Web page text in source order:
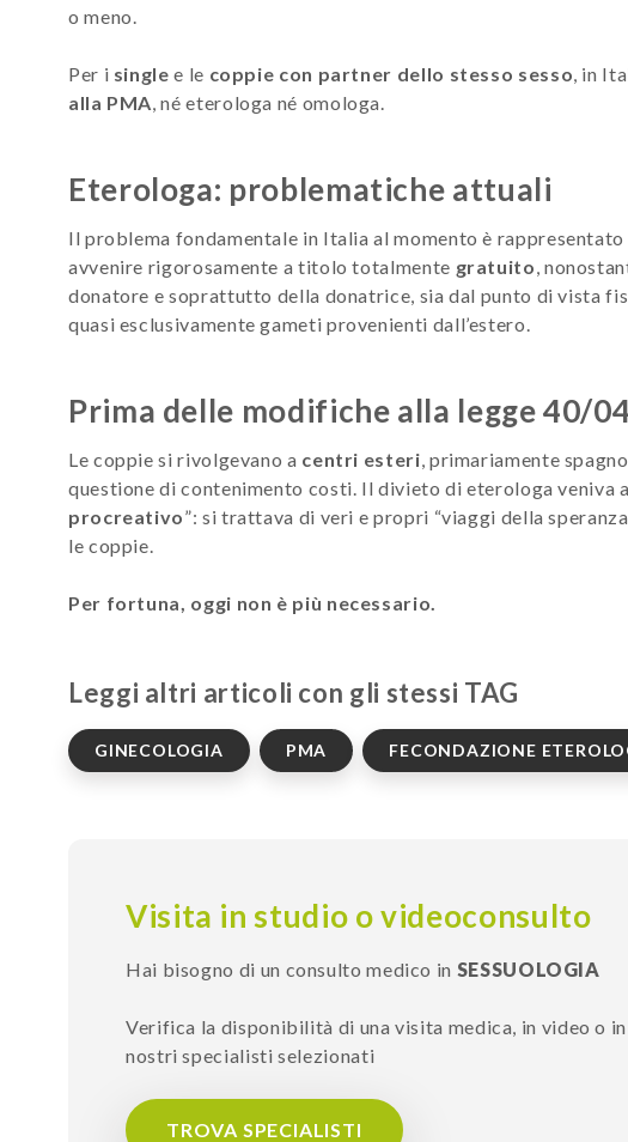
o meno.
Per i single e le coppie con partner dello stesso sesso, in
alla PMA, né eterologa né omologa.
Eterologa: problematiche attuali
Il problema fondamentale in Italia al momento è rappresentato
avvenire rigorosamente a titolo totalmente gratuito,
donatore e soprattutto della donatrice, sia dal punto di vista
quasi esclusivamente gameti provenienti dall’estero.
Prima delle modifiche alla legge 40/
Le coppie si rivolgevano a centri esteri, primariamente
questione di contenimento costi. Il divieto di eterologa
procreativo”: si trattava di veri e propri “viaggi della
le coppie.
Per fortuna, oggi non è più necessario.
Leggi altri articoli con gli stessi TAG
GINECOLOGIA PMA FECONDAZIONE
Visita in studio o videoconsulto
Hai bisogno di un consulto medico in SESSUOLOGIA
Verifica la disponibilità di una visita medica, in video o
nostri specialisti selezionati
TROVA SPECIALISTI